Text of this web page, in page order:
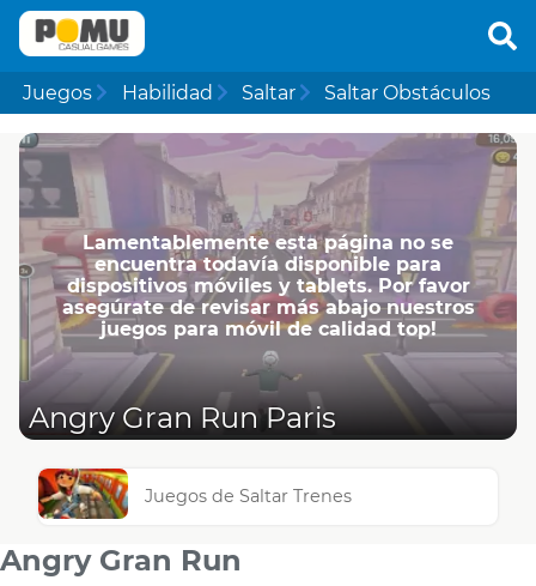
Juegos Habilidad Saltar Saltar Obstáculos
Lamentablemente esta página no se
encuentra todavía disponible para
dispositivos móviles y tablets. Por favor
asegúrate de revisar más abajo nuestros
juegos para móvil de calidad top!
Angry Gran Run Paris
Juegos de Saltar Trenes
Angry Gran Run